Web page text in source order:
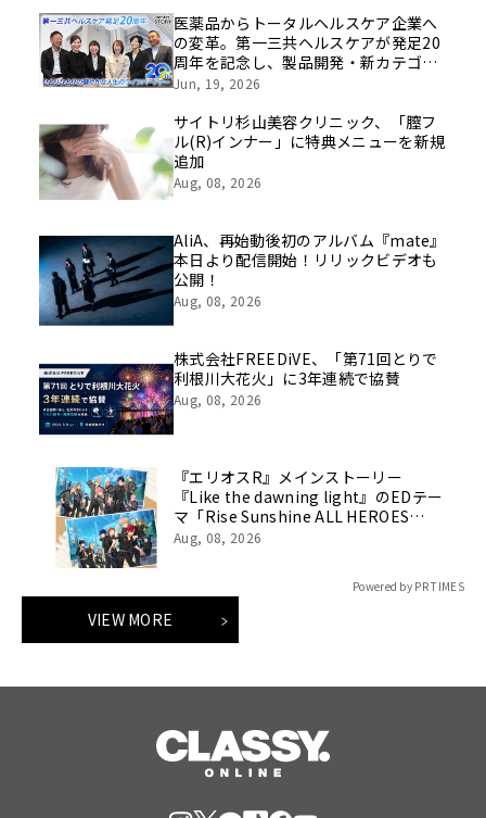
医薬品からトータルヘルスケア企業へ
の変革。第一三共ヘルスケアが発足20
周年を記念し、製品開発・新カテゴリ
挑戦の舞台や旧社統合時のエピソード
像を公開！
Jun, 19, 2026
サイトリ杉山美容クリニック、「膣フ
ル(R)インナー」に特典メニューを新規
追加
Aug, 08, 2026
AliA、再始動後初のアルバム『mate』
本日より配信開始！リリックビデオも
公開！
Aug, 08, 2026
株式会社FREEDiVE、「第71回とりで
利根川大花火」に3年連続で協賛
Aug, 08, 2026
『エリオスR』メインストーリー
『Like the dawning light』のEDテー
マ「Rise Sunshine ALL HEROES
Ver.」がフルサイズ配信決定！
Aug, 08, 2026
Powered by PR TIMES
VIEW MORE